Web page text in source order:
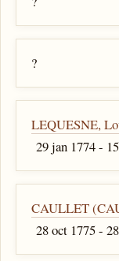
?
LEQUESNE,
29 jan 1774 -
CAULLET
28 oct 1775 -